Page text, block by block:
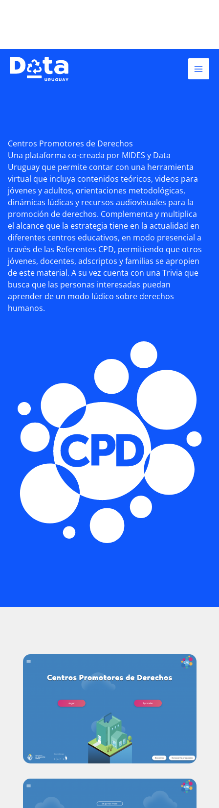
Skip
content
Centros Promotores de Derechos
Una plataforma co-creada por MIDES y Data
Uruguay que permite contar con una herramienta
virtual que incluya contenidos teóricos, videos para
jóvenes y adultos, orientaciones metodológicas,
dinámicas lúdicas y recursos audiovisuales para la
promoción de derechos. Complementa y multiplica
el alcance que la estrategia tiene en la actualidad en
diferentes centros educativos, en modo presencial a
través de las Referentes CPD, permitiendo que otros
jóvenes, docentes, adscriptos y familias se apropien
de este material. A su vez cuenta con una Trivia que
busca que las personas interesadas puedan
aprender de un modo lúdico sobre derechos
humanos.